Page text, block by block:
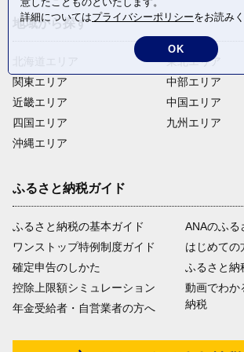
地域から探す
関東エリア
近畿エリア
四国エリア
沖縄エリア
東北エリア
中部エリア
中国エリア
九州エリア
ふるさと納税ガイド
ふるさと納税の基本ガイド
ワンストップ特例制度ガイド
確定申告のしかた
控除上限額シミュレーション
年金受給者・自営業者の方へ
ANAのふる
はじめての
ふるさと納
動画でわか
納税
詳細についてはプライバシーポリシーをお読み
OK